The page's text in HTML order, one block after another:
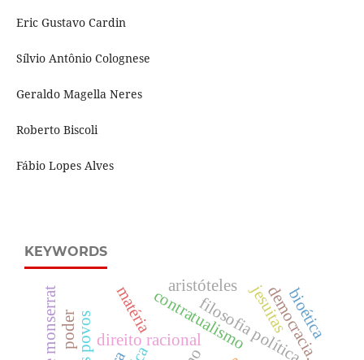
Eric Gustavo Cardin
Sílvio Antônio Colognese
Geraldo Magella Neres
Roberto Biscoli
Fábio Lopes Alves
KEYWORDS
direito racionalfilosofia política
contratualismo
matéria democracia.
aristóteles jesuitasbioética
poder